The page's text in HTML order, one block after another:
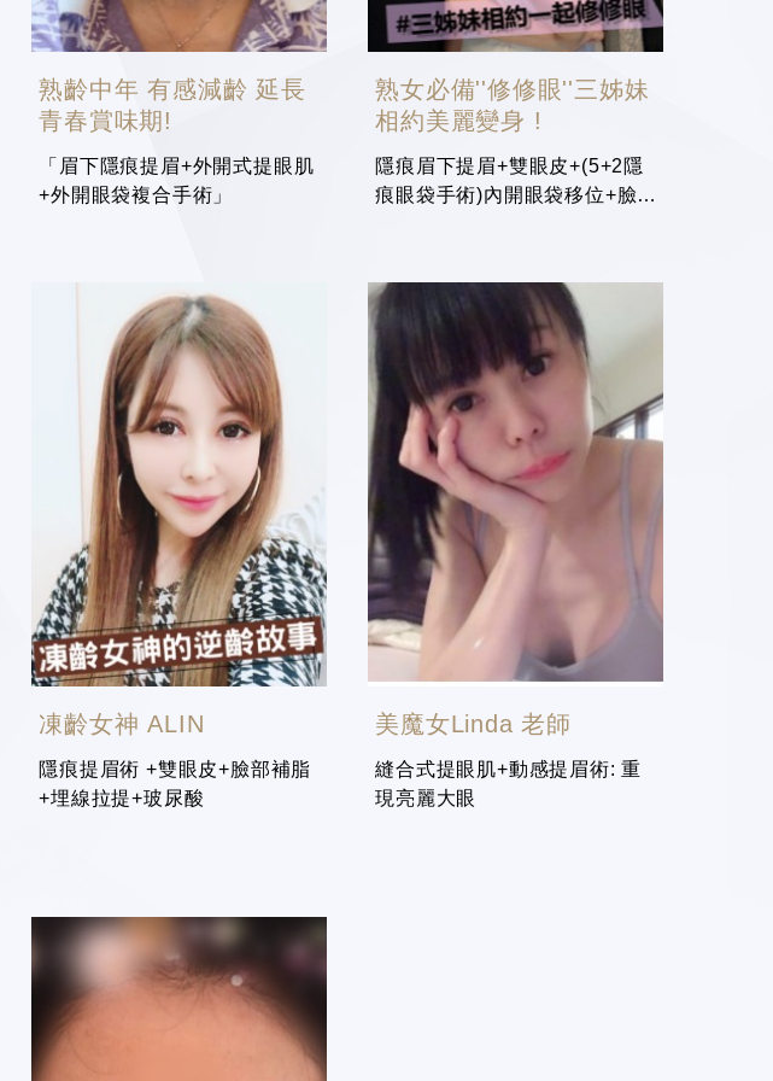
熟齡中年 有感減齡 延長
青春賞味期!
「眉下隱痕提眉+外開式提眼肌
+外開眼袋複合手術」
熟女必備''修修眼''三姊妹
相約美麗變身 !
隱痕眉下提眉+雙眼皮+(5+2隱
痕眼袋手術)內開眼袋移位+臉部
凍齡女神 ALIN
隱痕提眉術 +雙眼皮+臉部補脂
+埋線拉提+玻尿酸
美魔女Linda 老師
縫合式提眼肌+動感提眉術: 重
現亮麗大眼